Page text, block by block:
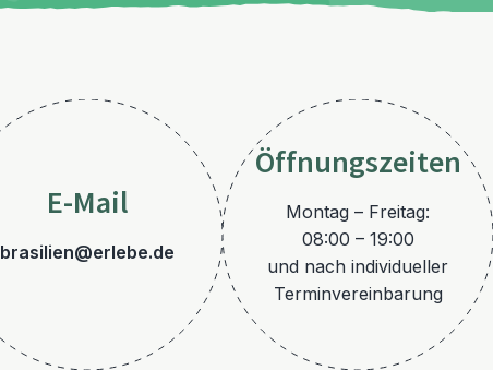
E-Mail
brasilien@erlebe.de
Öffnungszeiten
Montag – Freitag:
08:00 – 19:00
und nach individueller
Terminvereinbarung